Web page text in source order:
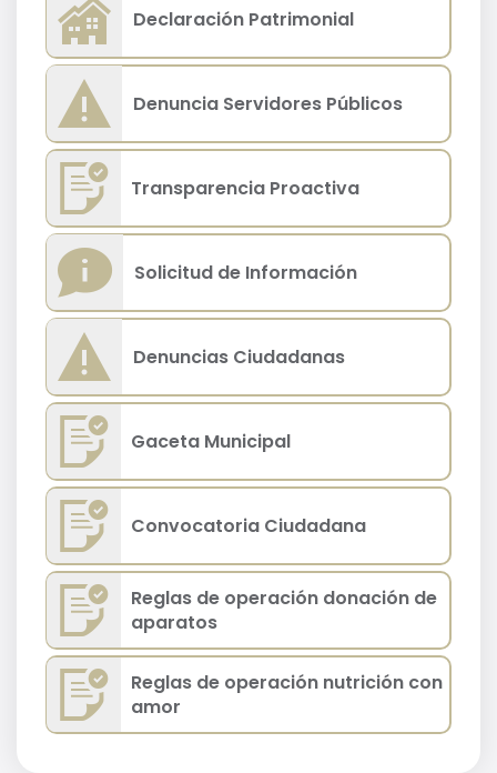
Declaración Patrimonial
Denuncia Servidores Públicos
Transparencia Proactiva
Solicitud de Información
Denuncias Ciudadanas
Gaceta Municipal
Convocatoria Ciudadana
Reglas de operación donación de
aparatos
Reglas de operación nutrición con
amor